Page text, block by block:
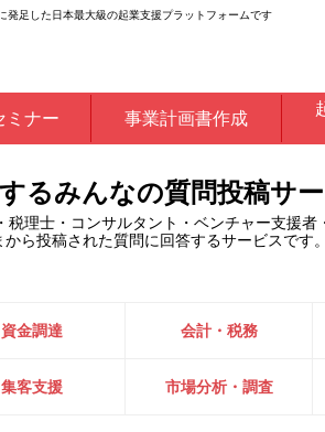
発足した日本最大級の起業支援プラットフォームです
ミナー 事業計画書作成
るみんなの質問投稿サ
税理士・コンサルタント・ベンチャー支援
ら投稿された質問に回答するサービスです。
資金調達 会計・税務
集客支援 市場分析・調査